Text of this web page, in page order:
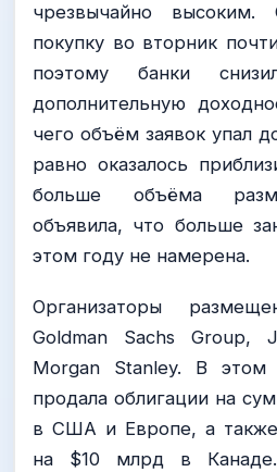
чрезвычайно
покупку во вторник
поэтому банки
дополнительную
чего объём заявок упал
равно оказалось
больше объёма
объявила, что больше
этом году не намерена.
Организаторы
Goldman Sachs Group,
Morgan Stanley. В этом
продала облигации на
в США и Европе, а также
на $10 млрд в